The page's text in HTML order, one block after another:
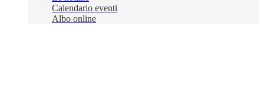
Calendario eventi
Albo online